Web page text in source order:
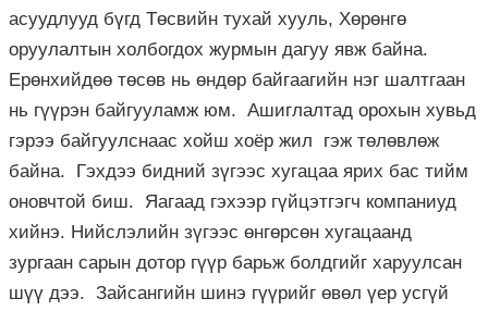
асуудлууд бүгд Төсвийн тухай хууль, Хөрөнгө
оруулалтын холбогдох журмын дагуу явж байна.
Ерөнхийдөө төсөв нь өндөр байгаагийн нэг шалтгаан
нь гүүрэн байгууламж юм. Ашиглалтад орохын хувьд
гэрээ байгуулснаас хойш хоёр жил гэж төлөвлөж
байна. Гэхдээ бидний зүгээс хугацаа ярих бас тийм
оновчтой биш. Яагаад гэхээр гүйцэтгэгч компаниуд
хийнэ. Нийслэлийн зүгээс өнгөрсөн хугацаанд
зургаан сарын дотор гүүр барьж болдгийг харуулсан
шүү дээ. Зайсангийн шинэ гүүрийг өвөл үер усгүй